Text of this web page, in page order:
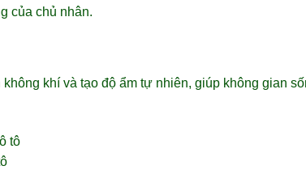
của chủ nhân.
khí và tạo độ ẩm tự nhiên, giúp không gian